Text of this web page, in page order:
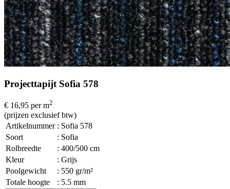
Projecttapijt Sofia 578
€ 16,95 per m2
(prijzen exclusief btw)
Artikelnummer : Sofia 578
Soort
: Sofia
Rolbreedte
: 400/500 cm
Kleur
: Grijs
Poolgewicht
: 550 gr/m²
Totale hoogte
: 5.5 mm